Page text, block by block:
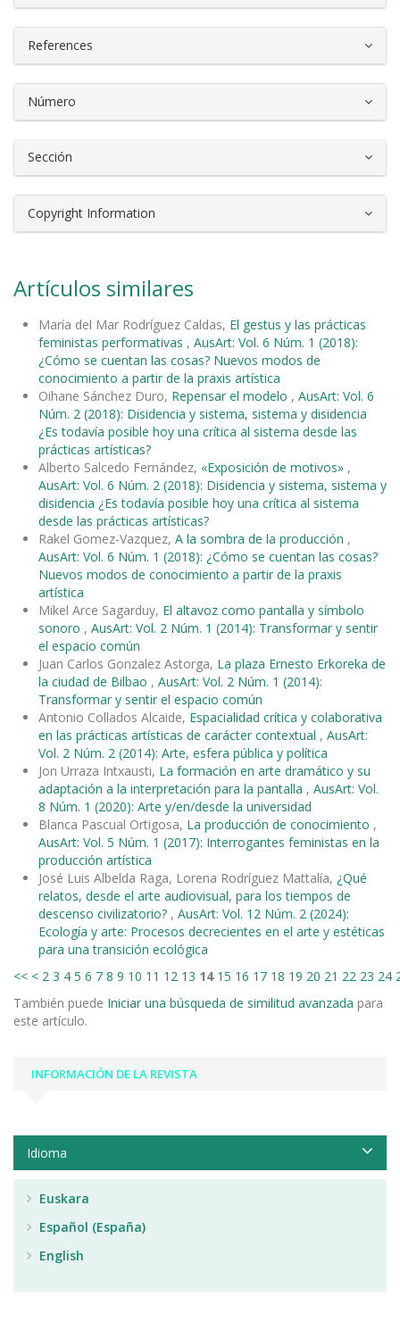
References
Número
Sección
Copyright Information
Artículos similares
María del Mar Rodríguez Caldas, El gestus y las prácticas
feministas performativas , AusArt: Vol. 6 Núm. 1 (2018):
¿Cómo se cuentan las cosas? Nuevos modos de
conocimiento a partir de la praxis artística
Oihane Sánchez Duro, Repensar el modelo , AusArt: Vol. 6
Núm. 2 (2018): Disidencia y sistema, sistema y disidencia
¿Es todavía posible hoy una crítica al sistema desde las
prácticas artísticas?
Alberto Salcedo Fernández, «Exposición de motivos» ,
AusArt: Vol. 6 Núm. 2 (2018): Disidencia y sistema, sistema y
disidencia ¿Es todavía posible hoy una crítica al sistema
desde las prácticas artísticas?
Rakel Gomez-Vazquez, A la sombra de la producción ,
AusArt: Vol. 6 Núm. 1 (2018): ¿Cómo se cuentan las cosas?
Nuevos modos de conocimiento a partir de la praxis
artística
Mikel Arce Sagarduy, El altavoz como pantalla y símbolo
sonoro , AusArt: Vol. 2 Núm. 1 (2014): Transformar y sentir
el espacio común
Juan Carlos Gonzalez Astorga, La plaza Ernesto Erkoreka de
la ciudad de Bilbao , AusArt: Vol. 2 Núm. 1 (2014):
Transformar y sentir el espacio común
Antonio Collados Alcaide, Espacialidad crítica y colaborativa
en las prácticas artísticas de carácter contextual , AusArt:
Vol. 2 Núm. 2 (2014): Arte, esfera pública y política
Jon Urraza Intxausti, La formación en arte dramático y su
adaptación a la interpretación para la pantalla , AusArt: Vol.
8 Núm. 1 (2020): Arte y/en/desde la universidad
Blanca Pascual Ortigosa, La producción de conocimiento ,
AusArt: Vol. 5 Núm. 1 (2017): Interrogantes feministas en la
producción artística
José Luis Albelda Raga, Lorena Rodríguez Mattalía, ¿Qué
relatos, desde el arte audiovisual, para los tiempos de
descenso civilizatorio? , AusArt: Vol. 12 Núm. 2 (2024):
Ecología y arte: Procesos decrecientes en el arte y estéticas
para una transición ecológica
<< < 2 3 4 5 6 7 8 9 10 11 12 13 14 15 16 17 18 19 20 21 22 23 24
También puede Iniciar una búsqueda de similitud avanzada para
este artículo.
INFORMACIÓN DE LA REVISTA
Idioma
Euskara
Español (España)
English